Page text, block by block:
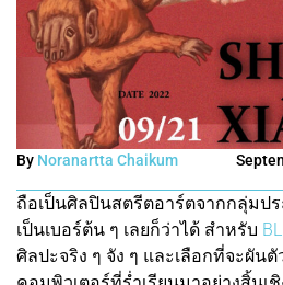
By Noranartta Chaikum
ถือเป็นศิลปินสตรีตอาร์ตจากกลุ่มป
เป็นเบอร์ต้น ๆ เลยก็ว่าได้ สำหรับ
ศิลปะจริง ๆ จัง ๆ และเลือกที่จะผัน